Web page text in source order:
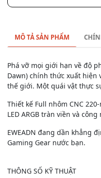
MÔ TẢ SẢN PHẨM
Phá vỡ mọi giới hạn về độ
Dawn) chính thức xuất hiện
thế giới. Một quái vật thực
Thiết kế Full nhôm CNC
LED ARGB tràn viền và
EWEADN đang dần khẳng
Gaming Gear nước bạn.
THÔNG SỐ KỸ THUẬT